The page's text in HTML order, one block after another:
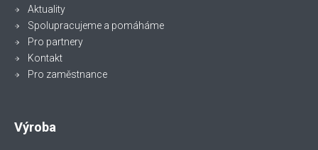
Aktuality
Spolupracujeme a pomáháme
Pro partnery
Kontakt
Pro zaměstnance
Výroba